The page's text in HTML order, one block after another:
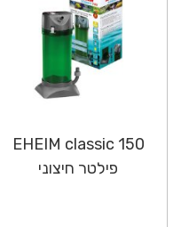
EHEIM classic 150
פילטר חיצוני